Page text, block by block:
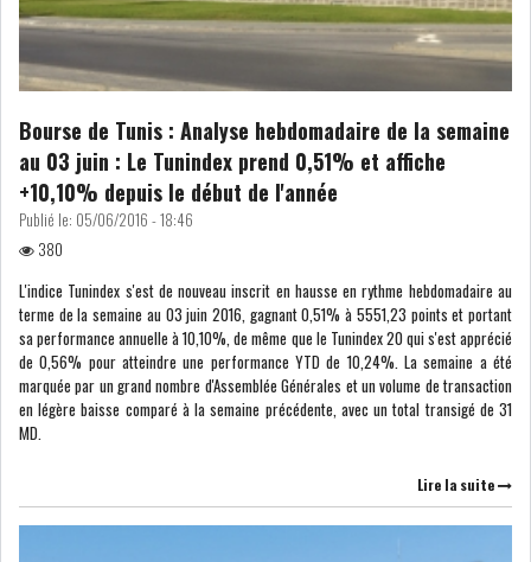
TOURISME
DONNÉES
DEVISES À 97 JOUR...
LE DÉFICIT COURANT SE
CREUSE À NOUVEAU,...
Bourse de Tunis : Analyse hebdomadaire de la semaine
au 03 juin : Le Tunindex prend 0,51% et affiche
+10,10% depuis le début de l'année
Publié le: 05/06/2016 - 18:46
380
L'indice Tunindex s'est de nouveau inscrit en hausse en rythme hebdomadaire au
terme de la semaine au 03 juin 2016, gagnant 0,51% à 5551,23 points et portant
sa performance annuelle à 10,10%, de même que le Tunindex 20 qui s'est apprécié
de 0,56% pour atteindre une performance YTD de 10,24%. La semaine a été
marquée par un grand nombre d'Assemblée Générales et un volume de transaction
en légère baisse comparé à la semaine précédente, avec un total transigé de 31
MD.
Lire la suite